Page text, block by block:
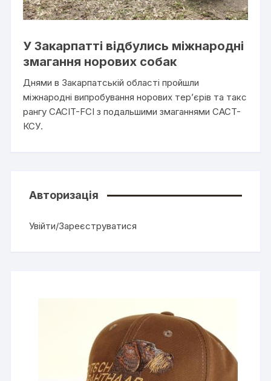
У Закарпатті відбулись міжнародні
змагання норових собак
Днями в Закарпатській області пройшли
міжнародні випробування норових тер’єрів та такс
рангу CACIT-FCI з подальшими змаганнями CACT-
КСУ.
Авторизація
Увійти/Зареєструватися